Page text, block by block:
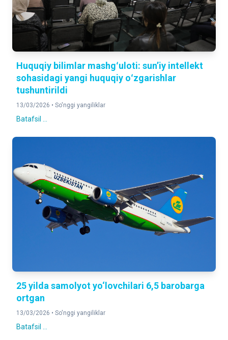
Huquqiy bilimlar mashgʻuloti: sunʼiy intellekt
sohasidagi yangi huquqiy oʻzgarishlar
tushuntirildi
13/03/2026 • So'nggi yangiliklar
Batafsil ...
25 yilda samolyot yo‘lovchilari 6,5 barobarga
ortgan
13/03/2026 • So'nggi yangiliklar
Batafsil ...